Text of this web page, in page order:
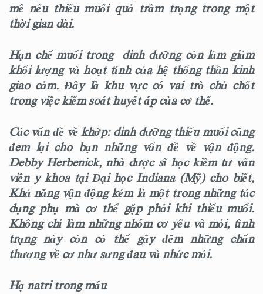
mê nếu thiếu muối quả trầm trọng trong một
thời gian dài.
Hạn chế muối trong dinh dưỡng còn làm giảm
khối lượng và hoạt tính của hệ thống thần kinh
giao cảm. Đây là khu vực có vai trò chủ chốt
trong việc kiểm soát huyết áp của cơ thể.
Các vấn đề về khớp: dinh dưỡng thiếu muối cũng
đem lại cho bạn những vấn đề về vận động.
Debby Herbenick, nhà dược sĩ học kiêm tư vấn
viên y khoa tại Đại học Indiana (Mỹ) cho biết,
Khả năng vận động kém là một trong những tác
dụng phụ mà cơ thể gặp phải khi thiếu muối.
Không chỉ làm những nhóm cơ yếu và mỏi, tình
trạng này còn có thể gây đêm những chấn
thương về cơ như sưng đau và nhức mỏi.
Hạ natri trong máu